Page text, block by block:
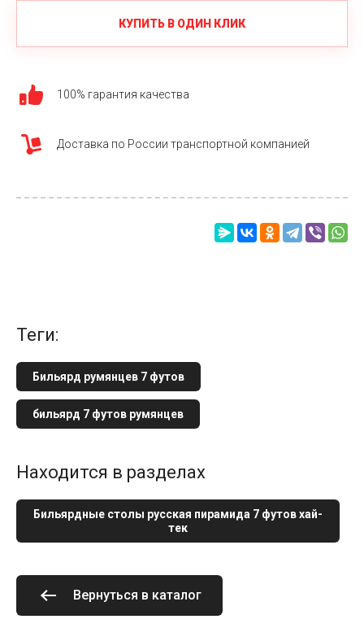
КУПИТЬ В ОДИН КЛИК
100% гарантия качества
Доставка по России транспортной компанией
теги:
Бильярд румянцев 7 футов
бильярд 7 футов румянцев
Находится в разделах
Бильярдные столы русская пирамида 7 футов хай-
тек
Вернуться в каталог